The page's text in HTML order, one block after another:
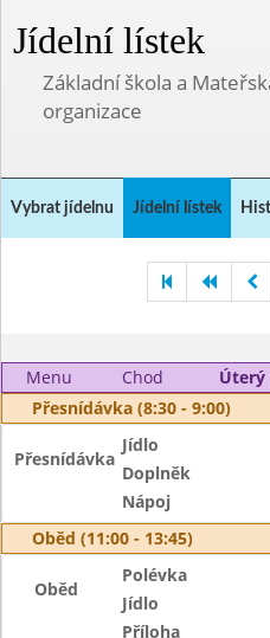
Jídelní lístek
Základní škola a
organizace
Vybrat jídelnu Jídelní lístek
Menu Chod
Úterý
Přesnídávka (8:30 - 9:00)
Přesnídávka
Jídlo
Doplněk
Nápoj
Oběd (11:00 - 13:45)
Oběd
Polévka
Jídlo
Příloha